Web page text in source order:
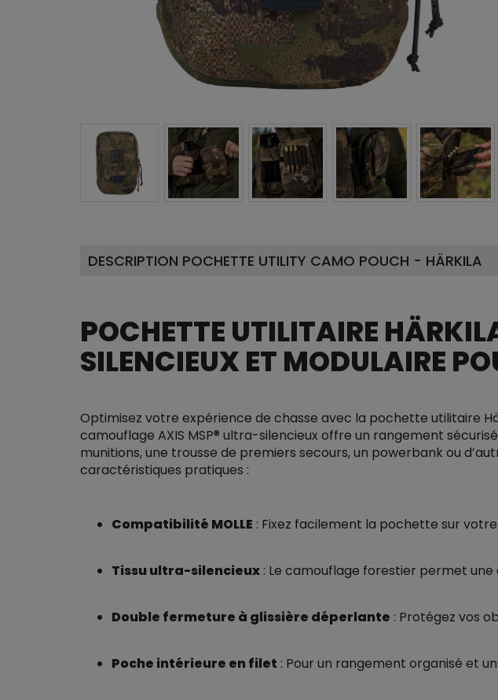
DESCRIPTION POCHETTE UTILITY CAMO POUCH - HÄRKILA
POCHETTE UTILITAIRE
SILENCIEUX ET MODULAIRE
Optimisez votre expérience de chasse avec la pochette utilitaire
camouflage AXIS MSP® ultra-silencieux offre un rangement
munitions, une trousse de premiers secours, un powerbank ou
caractéristiques pratiques :
Compatibilité MOLLE : Fixez facilement la pochette sur
Tissu ultra-silencieux : Le camouflage forestier permet
Double fermeture à glissière déperlante : Protégez vos
Poche intérieure en filet : Pour un rangement organisé et